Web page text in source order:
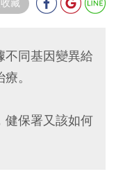
藏
不同基因變異給
。
健保署又該如何